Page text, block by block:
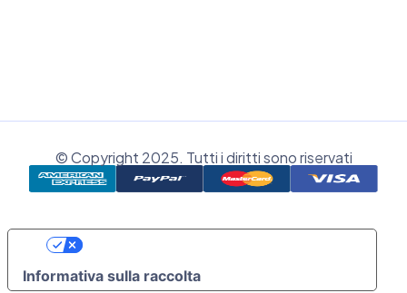
© Copyright 2025. Tutti i diritti sono riservati
Informativa sulla raccolta
Le Tue Preferenze Relative Alla Privacy